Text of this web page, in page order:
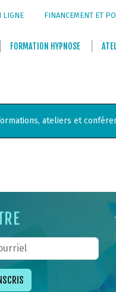
LIGNE FINANCEMENT ET
FORMATION HYPNOSE
ateliers et